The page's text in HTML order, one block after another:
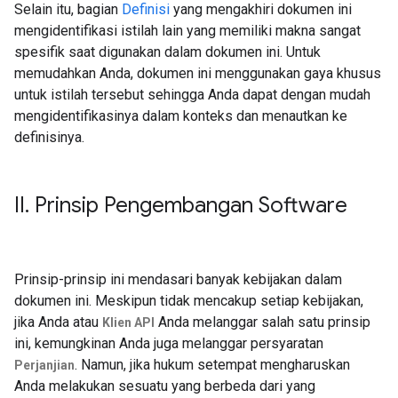
Selain itu, bagian Definisi yang mengakhiri dokumen ini
mengidentifikasi istilah lain yang memiliki makna sangat
spesifik saat digunakan dalam dokumen ini. Untuk
memudahkan Anda, dokumen ini menggunakan gaya khusus
untuk istilah tersebut sehingga Anda dapat dengan mudah
mengidentifikasinya dalam konteks dan menautkan ke
definisinya.
II. Prinsip Pengembangan Software
Prinsip-prinsip ini mendasari banyak kebijakan dalam
dokumen ini. Meskipun tidak mencakup setiap kebijakan,
jika Anda atau Klien API Anda melanggar salah satu prinsip
ini, kemungkinan Anda juga melanggar persyaratan
Perjanjian. Namun, jika hukum setempat mengharuskan
Anda melakukan sesuatu yang berbeda dari yang